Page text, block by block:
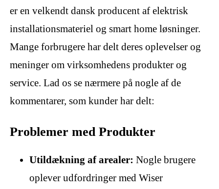
er en velkendt dansk producent af elektrisk
installationsmateriel og smart home løsninger.
Mange forbrugere har delt deres oplevelser og
meninger om virksomhedens produkter og
service. Lad os se nærmere på nogle af de
kommentarer, som kunder har delt:
Problemer med Produkter
Utildækning af arealer: Nogle brugere
oplever udfordringer med Wiser